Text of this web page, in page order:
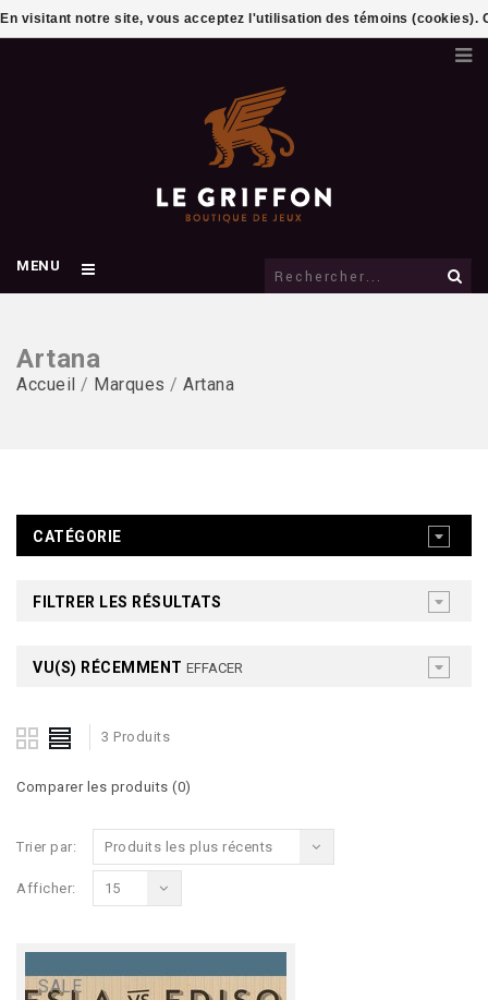
MENU
Artana
Accueil / Marques / Artana
CATÉGORIE
FILTRER LES RÉSULTATS
VU(S) RÉCEMMENT EFFACER
3 Produits
Comparer les produits (0)
Trier par: Produits les plus récents
Afficher: 15
SALE
En visitant notre site, vous acceptez l'utilisation des témoins